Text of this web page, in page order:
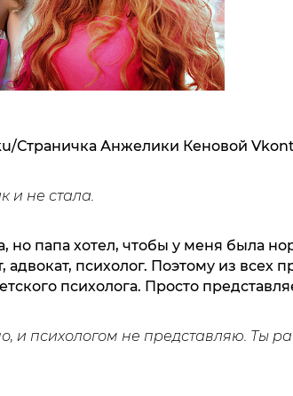
Страничка Анжелики Кеновой
и не стала.
но папа хотел, чтобы у меня была
адвокат, психолог. Поэтому из всех
психолога. Просто
и психологом не представляю. Ты